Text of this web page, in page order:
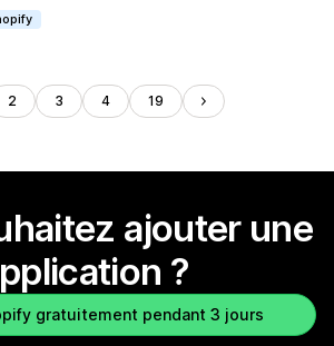
2 3 4 19
ajouter une
?
gratuitement pendant 3 jours